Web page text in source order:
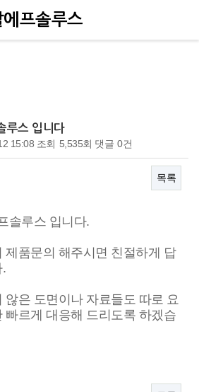
루스 입니다
15:08 조회 5,535회 댓글 0건
목록
솔루스 입니다.
제품문의 해주시면 친절하게 답
.
않은 도면이나 자료들도 따로 요
빠르게 대응해 드리도록 하겠습
에프솔루스